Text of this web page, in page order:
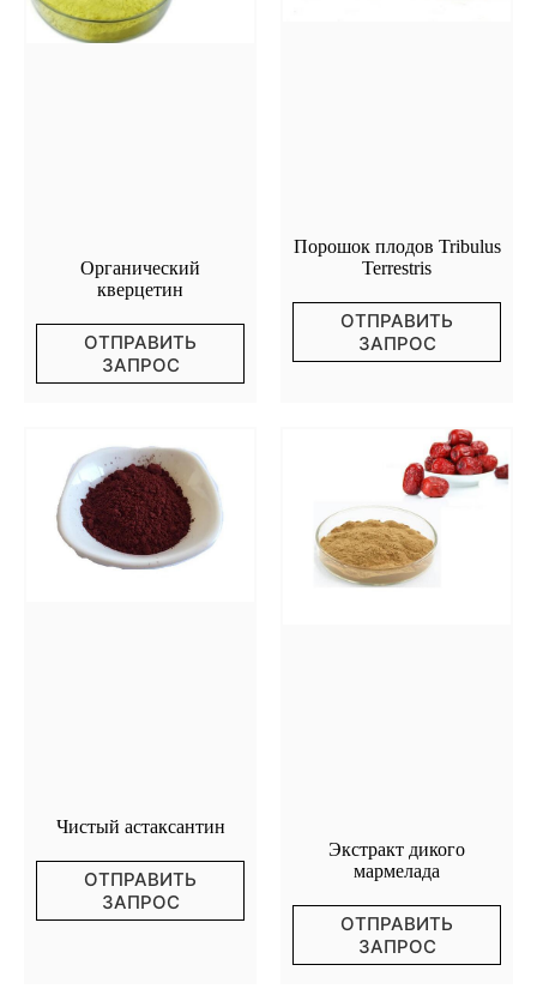
Органический
кверцетин
ОТПРАВИТЬ
ЗАПРОС
Порошок плодов Tribulus
Terrestris
ОТПРАВИТЬ
ЗАПРОС
Чистый астаксантин
ОТПРАВИТЬ
ЗАПРОС
Экстракт дикого
мармелада
ОТПРАВИТЬ
ЗАПРОС